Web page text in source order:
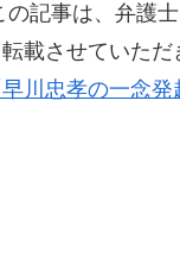
の記事は、弁護
載させていた
川忠孝の一念発